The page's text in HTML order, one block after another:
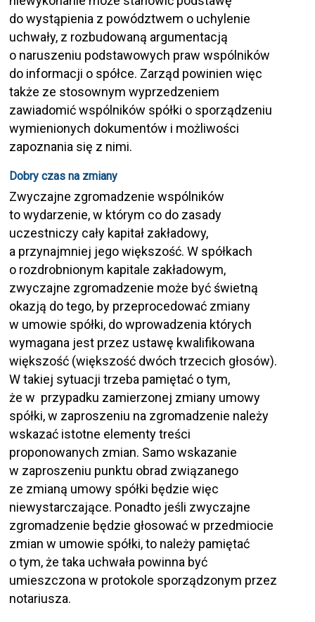
do wystąpienia z powództwem o uchylenie
uchwały, z rozbudowaną argumentacją
o naruszeniu podstawowych praw wspólników
do informacji o spółce. Zarząd powinien więc
także ze stosownym wyprzedzeniem
zawiadomić wspólników spółki o sporządzeniu
wymienionych dokumentów i możliwości
zapoznania się z nimi.
Dobry czas na zmiany
Zwyczajne zgromadzenie wspólników
to wydarzenie, w którym co do zasady
uczestniczy cały kapitał zakładowy,
a przynajmniej jego większość. W spółkach
o rozdrobnionym kapitale zakładowym,
zwyczajne zgromadzenie może być świetną
okazją do tego, by przeprocedować zmiany
w umowie spółki, do wprowadzenia których
wymagana jest przez ustawę kwalifikowana
większość (większość dwóch trzecich głosów).
W takiej sytuacji trzeba pamiętać o tym,
że w przypadku zamierzonej zmiany umowy
spółki, w zaproszeniu na zgromadzenie należy
wskazać istotne elementy treści
proponowanych zmian. Samo wskazanie
w zaproszeniu punktu obrad związanego
ze zmianą umowy spółki będzie więc
niewystarczające. Ponadto jeśli zwyczajne
zgromadzenie będzie głosować w przedmiocie
zmian w umowie spółki, to należy pamiętać
o tym, że taka uchwała powinna być
umieszczona w protokole sporządzonym przez
notariusza.